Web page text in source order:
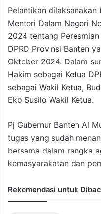
Pelantikan dilaksanakan
Menteri Dalam Negeri
2024 tentang
DPRD Provinsi Banten
Oktober 2024. Dalam
Hakim sebagai Ketua
sebagai Wakil Ketua,
Eko Susilo Wakil Ketua.
Pj Gubernur Banten Al
tugas yang sudah
bersama dalam rangka
kemasyarakatan dan
Rekomendasi untuk